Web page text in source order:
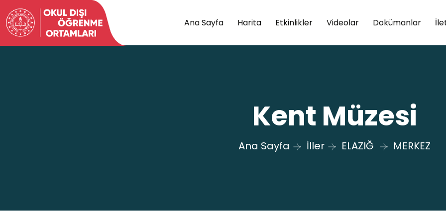
Ana Sayfa Harita Etkinlikler Videolar Dokümanlar
Kent Müzesi
Ana Sayfa İller ELAZIĞ MERKEZ